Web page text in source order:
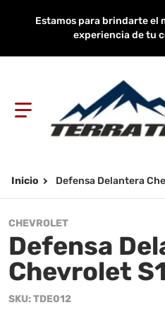
Estamos para brindarte el
experiencia de tu
Inicio Defensa Delantera
CHEVROLET
Defensa
Chevrolet
SKU TDE012